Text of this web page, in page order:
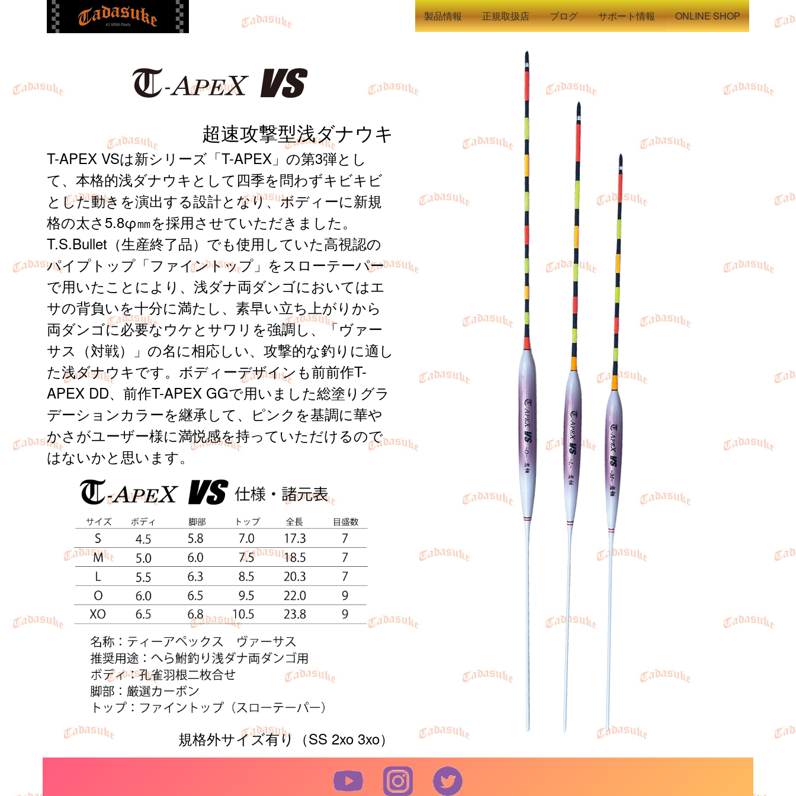
製品情報 正規取扱店 ブログ サポート情報 ONLINE SHOP
超速攻撃型浅ダナウキ
T-APEX VSは新シリーズ「T-APEX」の第3弾とし
て、本格的浅ダナウキとして四季を問わずキビキビ
とした動きを演出する設計となり、ボディーに新規
格の太さ5.8φ㎜を採用させていただきました。
T.S.Bullet（生産終了品）でも使用していた高視認の
パイプトップ「ファイントップ」をスローテーパー
で用いたことにより、浅ダナ両ダンゴにおいてはエ
サの背負いを十分に満たし、素早い立ち上がりから
両ダンゴに必要なウケとサワリを強調し、「ヴァー
サス（対戦）」の名に相応しい、攻撃的な釣りに適し
た浅ダナウキです。ボディーデザインも前前作T-
APEX DD、前作T-APEX GGで用いました総塗りグラ
デーションカラーを継承して、ピンクを基調に華や
かさがユーザー様に満悦感を持っていただけるので
はないかと思います。
規格外サイズ有り（SS 2xo 3xo）